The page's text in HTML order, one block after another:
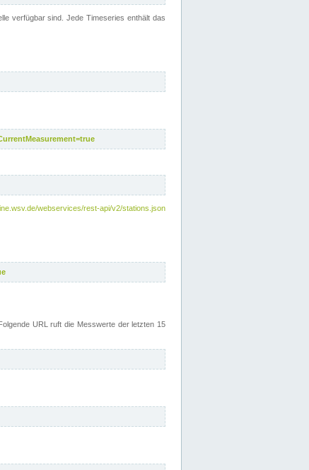
verfügbar sind. Jede Timeseries enthält das
webservices/rest-api/v2/stations.json
URL ruft die Messwerte der letzten 15